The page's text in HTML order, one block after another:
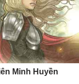
Minh Huyền